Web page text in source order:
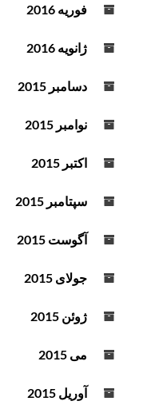
فوریه 2016
ژانویه 2016
دسامبر 2015
نوامبر 2015
اکتبر 2015
سپتامبر 2015
آگوست 2015
جولای 2015
ژوئن 2015
می 2015
آوریل 2015